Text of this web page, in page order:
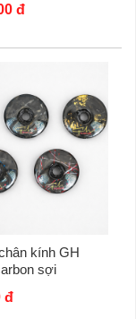
đ
kính GH
sợi
đ